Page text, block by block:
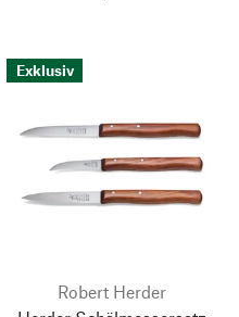
Exklusiv
Robert Herder